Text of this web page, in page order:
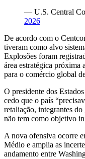
— U.S. Central
2026
De acordo com o
tiveram como alvo
Explosões foram
área estratégica próxima
para o comércio global
O presidente dos
cedo que o país
retaliação, integrantes
não tem como objetivo
A nova ofensiva ocorre
Médio e amplia as
andamento entre